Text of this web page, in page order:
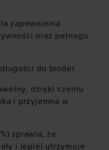
zapewnienia
oraz pełnego
do bioder
dzięki czemu
i przyjemna w
sprawia, że
i lepiej utrzymuje